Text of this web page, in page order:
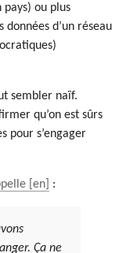
pays) ou plus
d’un réseau
sembler naïf.
qu’on est sûrs
pour s’engager
:
Ça ne